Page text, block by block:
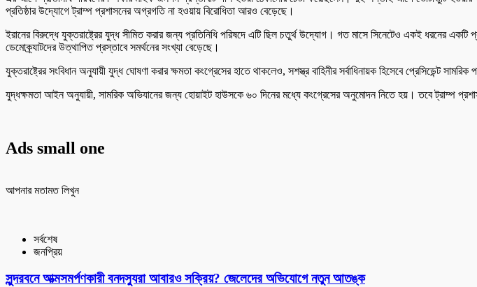
প্রতিষ্ঠার উদ্যোগে ট্রাম্প প্রশাসনের অগ্রগতি না হওয়ায় বিরোধিতা আরও বেড়েছে।
ইরানের বিরুদ্ধে যুক্তরাষ্ট্রের যুদ্ধ সীমিত করার জন্য প্রতিনিধি পরিষদে এটি ছিল চতুর্থ উদ্যোগ। গত মাসে সিনেটেও একই ধরনের
ডেমোক্র্যাটদের উত্থাপিত প্রস্তাবে সমর্থনের সংখ্যা বেড়েছে।
যুক্তরাষ্ট্রের সংবিধান অনুযায়ী যুদ্ধ ঘোষণা করার ক্ষমতা কংগ্রেসের হাতে থাকলেও, সশস্ত্র বাহিনীর সর্বাধিনায়ক হিসেবে প্রেসিডেন্ট
যুদ্ধক্ষমতা আইন অনুযায়ী, সামরিক অভিযানের জন্য হোয়াইট হাউসকে ৬০ দিনের মধ্যে কংগ্রেসের অনুমোদন নিতে হয়। তবে ট্রাম্প
Ads small one
আপনার মতামত লিখুন
সর্বশেষ
জনপ্রিয়
সুন্দরবনে আত্মসমর্পণকারী বনদস্যুরা আবারও সক্রিয়? জেলেদের অভিযোগে নতুন আতঙ্ক